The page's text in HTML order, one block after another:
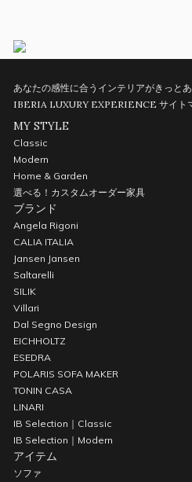
あなたの感性に合うインテリアがきっと
IBERIA LUXURY EXPERIENCE サイト
MY STYLE
Classic
Modern
Home & Garden
選べる！カスタムオーダー家具
ブランド
Angela Rigoni
CALIA ITALIA
Jansen Jansen
Saltarelli
SILIK
Villari
Dal Segno Design
EICHHOLTZ
ESEDRA
POLARIS SOFA MAKER
TONIN CASA
LINARI
IB Selection｜Classic
IB Selection｜Modern
アイテム
ソファ